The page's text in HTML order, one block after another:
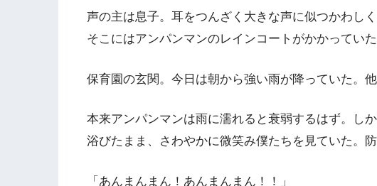
声の主は息子。耳をつんざく大きな声に似つかわし
そこにはアンパンマンのレインコートがかかっていた
保育園の玄関。今日は朝から強い雨が降っていた。
本来アンパンマンは雨に濡れると衰弱するはず。し
浴びたまま、さわやかに微笑み僕たちを見ていた。
「あんまんまん！あんまんまん！！」